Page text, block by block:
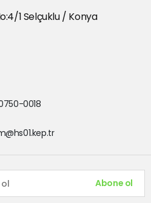
1 Selçuklu / Konya
0018
Abone ol